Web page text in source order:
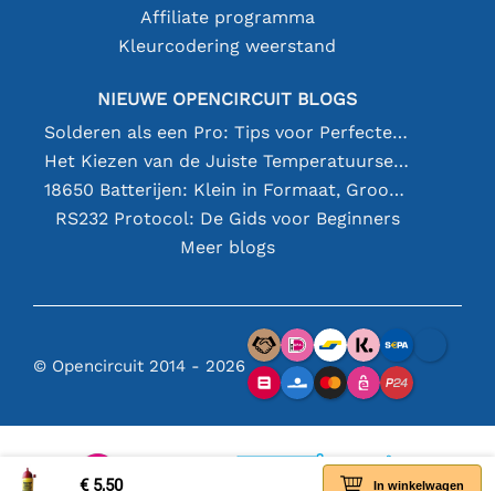
€ 5,50 In winkelwagen
Affiliate programma
Kleurcodering weerstand
NIEUWE OPENCIRCUIT BLOGS
Solderen als een Pro: Tips voor Perfecte Elektronische Verbindingen
Het Kiezen van de Juiste Temperatuursensor [youtube]
18650 Batterijen: Klein in Formaat, Groot in Prestatie
RS232 Protocol: De Gids voor Beginners
Meer blogs
© Opencircuit 2014 - 2026